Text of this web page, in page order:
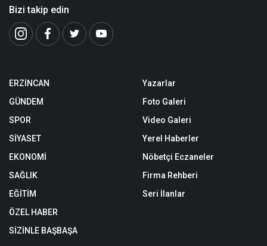
Bizi takip edin
ERZİNCAN
GÜNDEM
SPOR
SİYASET
EKONOMİ
SAĞLIK
EĞİTİM
ÖZEL HABER
SİZİNLE BAŞBAŞA
Yazarlar
Foto Galeri
Video Galeri
Yerel Haberler
Nöbetçi Eczaneler
Firma Rehberi
Seri İlanlar